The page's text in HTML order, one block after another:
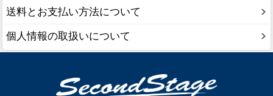
送料とお支払い方法について
個人情報の取扱いについて